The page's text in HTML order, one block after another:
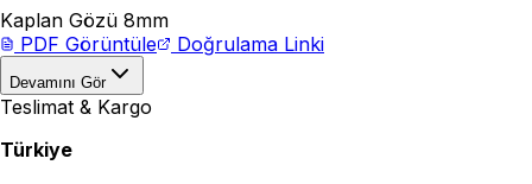
Kaplan Gözü 8mm
PDF Görüntüle
Doğrulama Linki
Devamını Gör
Teslimat & Kargo
Türkiye